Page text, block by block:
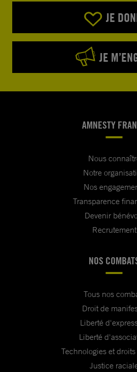
JE
JE
AMNESTY
Nous
Notre
Nos
Transparence
Devenir
Recrutement
NOS
Tous nos
Droit de
Liberté
Liberté
Technologies et
Justice